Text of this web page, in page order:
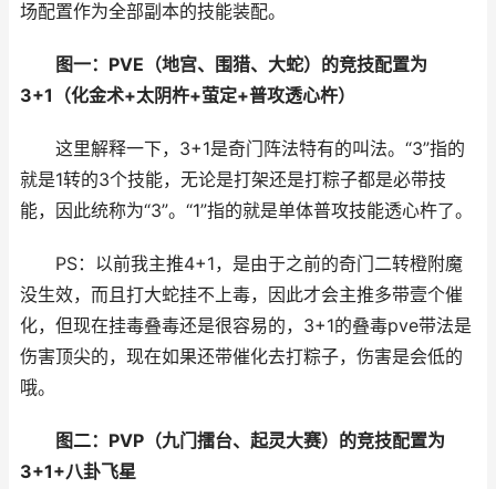
场配置作为全部副本的技能装配。
图一：PVE（地宫、围猎、大蛇）的竞技配置为
3+1（化金术+太阴杵+萤定+普攻透心杵）
这里解释一下，3+1是奇门阵法特有的叫法。“3”指的
就是1转的3个技能，无论是打架还是打粽子都是必带技
能，因此统称为“3”。“1”指的就是单体普攻技能透心杵了。
PS：以前我主推4+1，是由于之前的奇门二转橙附魔
没生效，而且打大蛇挂不上毒，因此才会主推多带壹个催
化，但现在挂毒叠毒还是很容易的，3+1的叠毒pve带法是
伤害顶尖的，现在如果还带催化去打粽子，伤害是会低的
哦。
图二：PVP（九门擂台、起灵大赛）的竞技配置为
3+1+八卦飞星